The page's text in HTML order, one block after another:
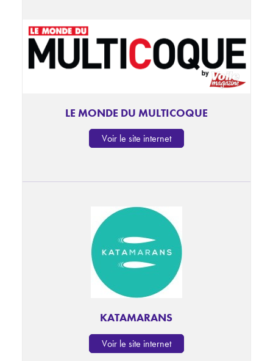
LE MONDE DU MULTICOQUE
Voir le site internet
KATAMARANS
Voir le site internet